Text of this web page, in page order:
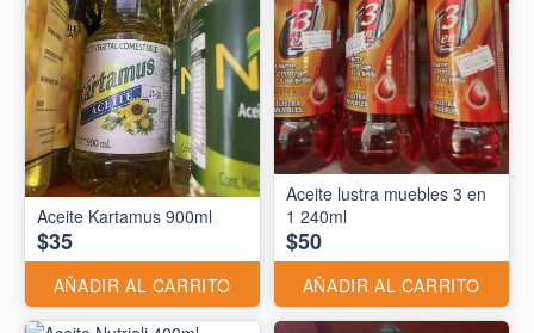
Aceite Kartamus 900ml
$35
AÑADIR AL CARRITO
Aceite lustra muebles 3 en
1 240ml
$50
AÑADIR AL CARRITO